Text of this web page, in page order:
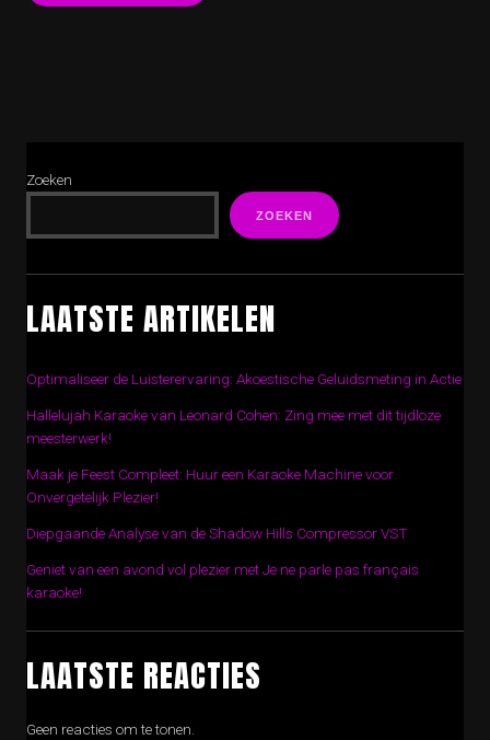
Zoeken
ZOEKEN
LAATSTE ARTIKELEN
Optimaliseer de Luisterervaring: Akoestische Geluidsmeting in Actie
Hallelujah Karaoke van Leonard Cohen: Zing mee met dit tijdloze
meesterwerk!
Maak je Feest Compleet: Huur een Karaoke Machine voor
Onvergetelijk Plezier!
Diepgaande Analyse van de Shadow Hills Compressor VST
Geniet van een avond vol plezier met Je ne parle pas français
karaoke!
LAATSTE REACTIES
Geen reacties om te tonen.